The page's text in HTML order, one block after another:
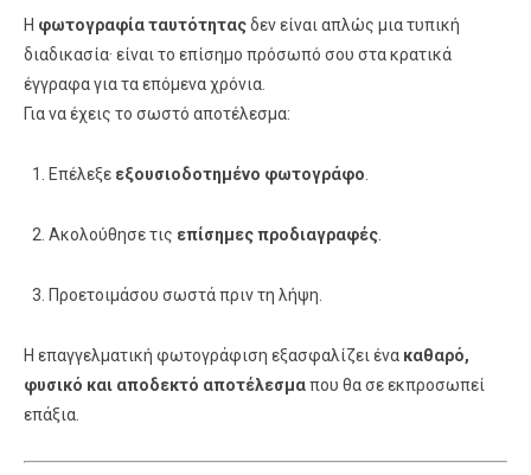
Η φωτογραφία ταυτότηταςδεν είναι απλώς μια τυπική
διαδικασία· είναι το επίσημο πρόσωπό σου στα κρατικά
έγγραφα για τα επόμενα χρόνια.
Για να έχεις το σωστό αποτέλεσμα:
Επέλεξε εξουσιοδοτημένο φωτογράφο
Ακολούθησε τις επίσημες προδιαγραφές
Προετοιμάσου σωστά πριν τη λήψη.
Η επαγγελματική φωτογράφιση εξασφαλίζει ένα καθαρό,
φυσικό και αποδεκτό αποτέλεσμαπου θα σε εκπροσωπεί
επάξια.